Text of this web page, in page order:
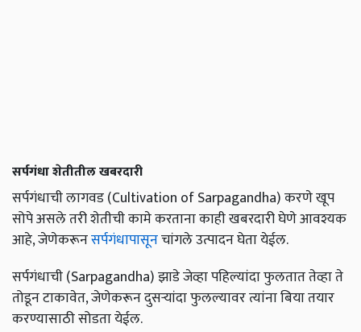
सर्पगंधा शेतीतील खबरदारी
सर्पगंधाची लागवड (Cultivation of Sarpagandha) करणे खूप
सोपे असले तरी शेतीची कामे करताना काही खबरदारी घेणे आवश्यक
आहे, जेणेकरूनसर्पगंधापासूनचांगले उत्पादन घेता येईल.
सर्पगंधाची (Sarpagandha) झाडे जेव्हा पहिल्यांदा फुलतात तेव्हा ते
तोडून टाकावेत, जेणेकरून दुसऱ्यांदा फुलल्यावर त्यांना बिया तयार
करण्यासाठी सोडता येईल.